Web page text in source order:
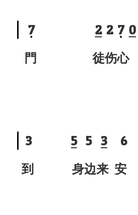
7 2 2 7 0
門 徒伤心
3 5 5 3 6
到 身边来 安